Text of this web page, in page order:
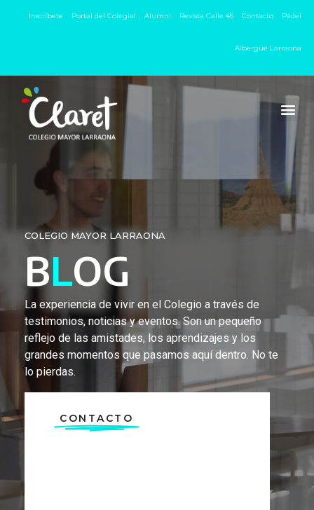
Inscríbete Portal del Colegial Alumni Revista Calle 45 Contacto Pádel
Albergue Larraona
COLEGIO MAYOR LARRAONA
BLOG
La experiencia de vivir en el Colegio a través de
testimonios, noticias y eventos. Son un pequeño
reflejo de las amistades, los aprendizajes y los
grandes momentos que pasamos aquí dentro. No te
lo pierdas.
CONTACTO